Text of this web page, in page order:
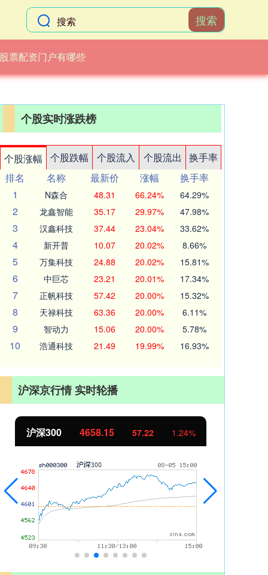
搜索
股票配资门户有哪些
个股实时涨跌榜
个股涨幅 个股跌幅 个股流入 个股流出
换手率
排名
名称 最新价 涨幅
换手率
1
N森合 48.31 66.24% 64.29%
2 龙鑫智能 35.17 29.97% 47.98%
3 汉鑫科技 37.44 23.04% 33.62%
4 新开普 10.07 20.02% 8.66%
5 万集科技 24.88 20.02% 15.81%
6 中巨芯 23.21 20.01% 17.34%
7 正帆科技 57.42 20.00% 15.32%
8 天禄科技 63.36 20.00% 6.11%
9 智动力 15.06 20.00% 5.78%
10 浩通科技 21.49 19.99% 16.93%
沪深京行情 实时轮播
北证50 1119.46 25.97 2.38%